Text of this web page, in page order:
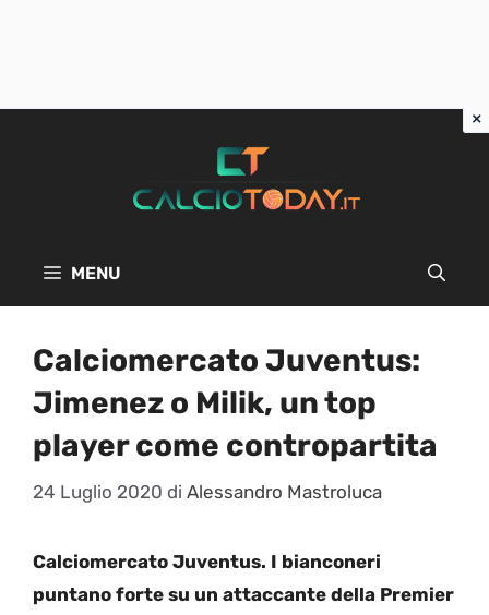
MENU
Calciomercato Juventus:
Jimenez o Milik, un top
player come contropartita
24 Luglio 2020 di Alessandro Mastroluca
Calciomercato Juventus. I bianconeri
puntano forte su un attaccante della Premier